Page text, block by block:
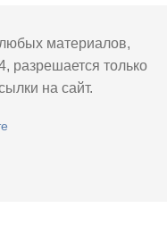
материалов,
разрешается только
на сайт.